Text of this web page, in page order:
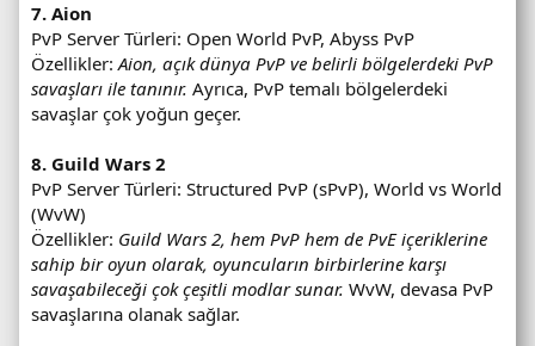
7. Aion
PvP Server Türleri: Open World PvP, Abyss PvP
Özellikler:Aion, açık dünya PvP ve belirli bölgelerdeki PvP
savaşları ile tanınır. Ayrıca, PvP temalı bölgelerdeki
savaşlar çok yoğun geçer.
8. Guild Wars 2
PvP Server Türleri: Structured PvP (sPvP), World vs World
(WvW)
Özellikler: Guild Wars 2, hem PvP hem de PvE içeriklerine
sahip bir oyun olarak, oyuncuların birbirlerine karşı
savaşabileceği çok çeşitli modlar sunar. WvW, devasa PvP
savaşlarına olanak sağlar.